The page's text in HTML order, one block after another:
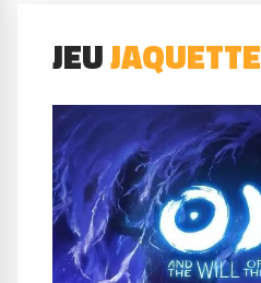
JEUJAQUETTE